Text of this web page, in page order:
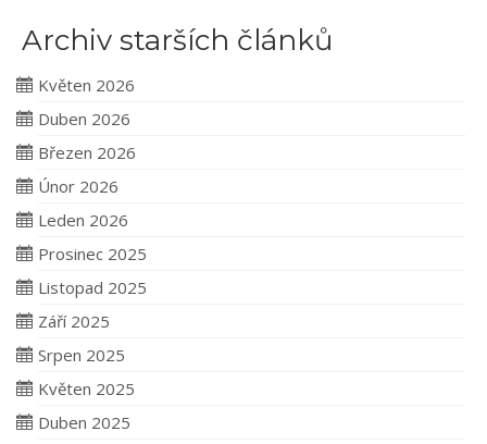
Archiv starších článků
Květen 2026
Duben 2026
Březen 2026
Únor 2026
Leden 2026
Prosinec 2025
Listopad 2025
Září 2025
Srpen 2025
Květen 2025
Duben 2025